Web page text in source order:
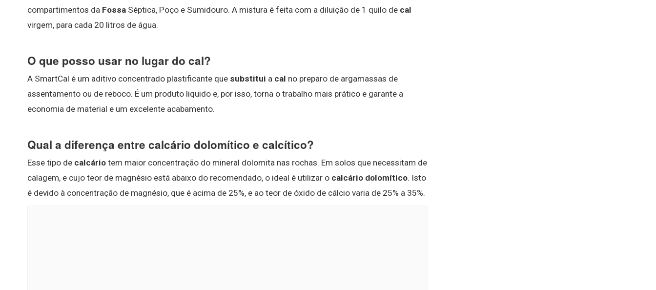
compartimentos da Fossa Séptica, Poço e Sumidouro. A mistura é feita com a diluição de 1 quilo de cal
virgem, para cada 20 litros de água.
O que posso usar no lugar do cal?
A SmartCal é um aditivo concentrado plastificante que substitui a cal no preparo de argamassas de
assentamento ou de reboco. É um produto liquido e, por isso, torna o trabalho mais prático e garante a
economia de material e um excelente acabamento.
Qual a diferença entre calcário dolomítico e calcítico?
Esse tipo de calcário tem maior concentração do mineral dolomita nas rochas. Em solos que necessitam de
calagem, e cujo teor de magnésio está abaixo do recomendado, o ideal é utilizar o calcário dolomítico. Isto
é devido à concentração de magnésio, que é acima de 25%, e ao teor de óxido de cálcio varia de 25% a 35%.